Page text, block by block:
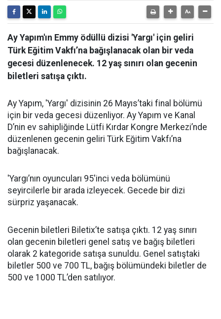
Ay Yapım'ın Emmy ödüllü dizisi 'Yargı' için geliri
Türk Eğitim Vakfı’na bağışlanacak olan bir veda
gecesi düzenlenecek. 12 yaş sınırı olan gecenin
biletleri satışa çıktı.
Ay Yapım, 'Yargı' dizisinin 26 Mayıs’taki final bölümü
için bir veda gecesi düzenliyor. Ay Yapım ve Kanal
D’nin ev sahipliğinde Lütfi Kırdar Kongre Merkezi’nde
düzenlenen gecenin geliri Türk Eğitim Vakfı’na
bağışlanacak.
'Yargı’nın oyuncuları 95'inci veda bölümünü
seyircilerle bir arada izleyecek. Gecede bir dizi
sürpriz yaşanacak.
Gecenin biletleri Biletix’te satışa çıktı. 12 yaş sınırı
olan gecenin biletleri genel satış ve bağış biletleri
olarak 2 kategoride satışa sunuldu. Genel satıştaki
biletler 500 ve 700 TL, bağış bölümündeki biletler de
500 ve 1000 TL’den satılıyor.